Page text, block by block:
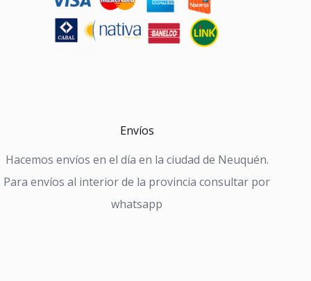
Envíos
Hacemos envíos en el día en la ciudad de Neuquén.
Para envíos al interior de la provincia consultar por
whatsapp